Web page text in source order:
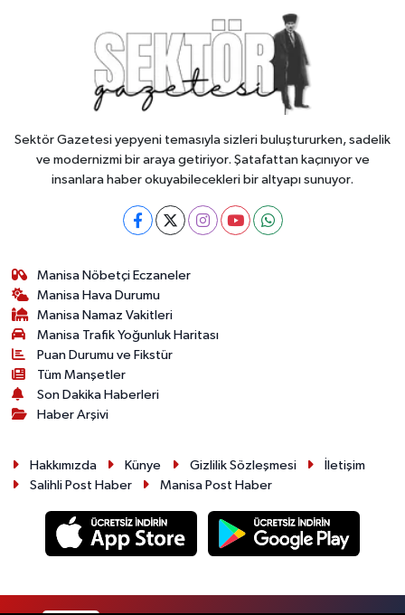
Sektör Gazetesi yepyeni temasıyla sizleri buluştururken, sadelik
ve modernizmi bir araya getiriyor. Şatafattan kaçınıyor ve
insanlara haber okuyabilecekleri bir altyapı sunuyor.
Manisa Nöbetçi Eczaneler
Manisa Hava Durumu
Manisa Namaz Vakitleri
Manisa Trafik Yoğunluk Haritası
Puan Durumu ve Fikstür
Tüm Manşetler
Son Dakika Haberleri
Haber Arşivi
Hakkımızda Künye Gizlilik Sözleşmesi
İletişim
Salihli Post Haber
Manisa Post Haber